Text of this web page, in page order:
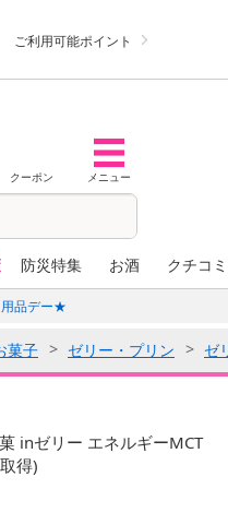
ご利用可能ポイント
クーポン メニュー
防災特集 お酒 クチコ
品デー★
菓子 ゼリー・プリン ゼ
inゼリー エネルギーMCT
得)